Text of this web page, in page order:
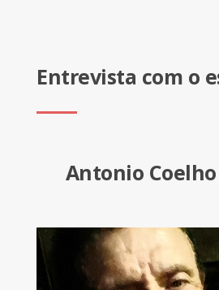
Entrevista com o
Antonio